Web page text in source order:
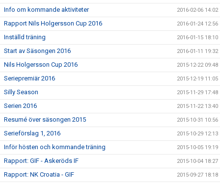
Info om kommande aktiviteter 2016-02-06 14:02
Rapport Nils Holgersson Cup 2016 2016-01-24 12:56
Inställd träning 2016-01-15 18:10
Start av Säsongen 2016 2016-01-11 19:32
Nils Holgersson Cup 2016 2015-12-22 09:48
Seriepremiär 2016 2015-12-19 11:05
Silly Season 2015-11-29 17:48
Serien 2016 2015-11-22 13:40
Resumé över säsongen 2015 2015-10-31 10:56
Serieförslag 1, 2016 2015-10-29 12:13
Inför hösten och kommande träning 2015-10-05 19:19
Rapport: GIF - Askeröds IF 2015-10-04 18:27
Rapport: NK Croatia - GIF 2015-09-27 18:18